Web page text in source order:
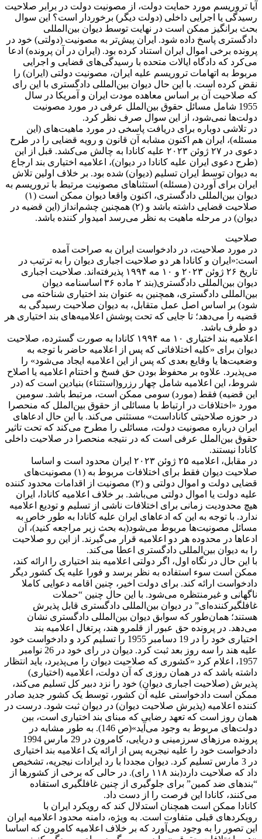
آیا تروریسم مورد حمایت دولت، از مصونیت دولت در برابر صلاحیت
رسیدگی یا اجرایی داخلی (دولت دیگر) برخوردار است؟ این سوال
بحث برانگیز ممکن است در نهایت توسط دیوان بین‌المللی
دادگستری پاسخ داده شود. ایران پیش‌تر به مصونیت (دولتی) خود در
پرونده برخی اموال ایران استناد کرده بود. (ایران در آن پرونده) ادعا
می‌کرد که دادگاه ایالات متحده با رسیدگی‌های قضایی و اجرایی
مربوط به اتهامات تروریسم علیه ایران، مصونیت دولتی (ایران) را
نقض کرده است. با این حال دیوان بین‌المللی دادگستری با این رای
که صلاحیت آن بر اساس معاهده مودت ایران و آمریکا در سال
1955 شامل مسائل حقوق بین‌الملل عرفی در مورد مصونیت
دولت‌ها نمی‌شود، از این سوال صرف نظر کرد.
در تلاشی دوباره برای دریافت پاسخی در مورد ماهیت‌های (این
مسئله)، ایران هم اکنون مشابه آن قانون و رویه قضایی را در طرح
دعوی در ۲۷ ژوئن ۲۰۲۳ علیه کانادا به چالش می‌کشد. قبل از این
(طرح دعوی ایران علیه کانادا در دیوان)، اعلامیه اختیاری بند ارجاع
به دیوان توسط ایران تسلیم (دیوان) شده بود. بر خلاف اولین تلاش
ایران برای آوردن (مسئله) استثناهای مصونیت مرتبط با تروریسم به
دیوان بین‌المللی دادگستری، اکنون واقعا دیوان ممکن است (۱)
صلاحیت قضایی داشته باشد و (۲) همچنین چشم‌انداز (این قضیه در
دیوان) در مرحله ماهیت به نظر می‌رسد امیدوار کننده باشد.
صلاحیت
در مورد صلاحیت، در دادخواست ایران به صراحت آمده
است:«ایران و کانادا هر دو صلاحیت اجباری دیوان را به ترتیب در
تاریخ ۲۶ ژوئن ۲۰۲۳ و ۱۰ مه ۱۹۹۴ پذیرفته‌اند. صلاحیت اجباری
دیوان بین‌المللی دادگستری(بند ۲ ماده ۳۶ اساسنامه دیوان
بین‌المللی دادگستری، همچنین به عنوان بند اختیاری شناخته می
شود) بر اساس اصل عمل متقابل، به دیوان صلاحیت رسیدگی به
قضیه را می‌دهد؛ تا جایی که تحت پوشش اعلامیه‌های بند اختیاری هر
دو طرف باشد.
اعلامیه بند اختیاری ۱۰ مه ۱۹۹۴ کانادا به صورت گسترده، صلاحیت
دیوان برای «کلیه اختلافاتی که پس از اعلامیه حاضر با توجه به
وضعیت‌ها یا وقایع بعدی که پس از این اعلامیه ایجاد می‌شود» را
می‌پذیرد. علاوه بر محفوظ بودن حق فسخ و اختتام اعلامیه یا اصلاح
شروط، این اعلامیه شامل چهار رزرو(استثناء) بنیادین است که (در
این قضیه) فقط (مورد) سومی ممکن است، مرتبط باشد. سومین
مورد «اختلافات در ارتباط با مسائلی از حقوق بین‌الملل که منحصرا
در حوزه صلاحیتی کاناداست» مستثنی می‌کند. با این حال ادعاهای
ایران درباره مصونیت دولت، مسائلی را مطرح می‌کند که تحت تاثیر
حقوق بین‌الملل عرفی است که در نتیجه منحصرا در صلاحیت داخلی
کانادا نیستند.
در مقابل، اعلامیه ۲۵ ژوئن ۲۰۲۳ ایران محدود است و اساسا
صلاحیت دیوان فقط برای اختلافات مربوط به (۱) مصونیت‌های
قضایی دولت و اموال دولتی و (۲) مصونیت از اقدامات محدود کننده
علیه دولت یا اموال دولتی می‌باشد. بر خلاف اعلامیه کانادا، ایران
هیچ محدودیت زمانی برای اختلافات ناشی از تسلیم و تودیع اعلامیه
ندارد. با توجه به این که ادعاهای ایران علیه کانادا به طور خاص به
مسائل مصونیت‌ها مربوط می‌شود(به بحث زیر مراجعه کنید)، آن
ادعاها در محدوده هر دو اعلامیه قرار می‌گیرند. از این رو صلاحیت
را به دیوان بین‌المللی دادگستری اعطا می‌کند.
با این حال در نگاه اول، اگر دولتی اعلامیه بند اختیاری را ارائه کند،
ممکن است سوء استفاده به نظر برسد و فورا علیه یک کشور دیگر
دادخواست ارائه کند. برای دولت اخیر، چنین اقامه دعوایی کاملا
ناگهانی و غیرمنتظره می‌شود. با این حال چنین “حملات
غافلگیرکننده‌ای” در دیوان بین‌المللی دادگستری قابل پذیرش
هستند؛ همان‌طور که سوابق دیوان بین‌المللی دادگستری نشان
می‌دهد. در پرونده حق عبور از قلمرو هند، پرتغال اعلامیه بند
اختیاری خود را در 19 دسامبر 1955 را تسلیم کرد و دادخواست خود
علیه هند را سه روز بعد ثبت کرد. دیوان در رای خود در 26 نوامبر
1957، اعلام کرد «کشوری که صلاحیت دیوان را می‌پذیرد، باید انتظار
داشته باشد که در همان روزی که آن دولت، اعلامیه (اختیاری)
پذیرش (صلاحیت اجباری دیوان) خود را نزد دبیر کل تسلیم می‌کند،
ممکن است دادخواستی علیه آن کشور، توسط یک کشور جدید صادر
کننده اعلامیه (پذیرش صلاحیت دیوان) در دیوان ثبت شود. درست در
همان روز است که تعهد رضایی که مبنای بند اختیاری است، بین
دولت‌های مربوط به وجود می‌آید»(ص 146). به طور مشابه در
پرونده مرزهای سرزمینی و دریایی، کامرون در 29 مارس 1994
دادخواست خود را علیه نیجریه پس از ارائه یک اعلامیه بند اختیاری
در 3 مارس تسلیم کرد. دیوان مجددا با رد ایرادات نیجریه، تشخیص
داد که صلاحیت دارد(بند ۱۱۸ رای). در حالی که برخی از کشورها از
“بندهای ضد کمین” برای جلوگیری از چنین غافلگیری استفاده
می‌کنند، کانادا این فرصت را از دست داد.
کانادا ممکن است همچنان استدلال کند که رویکرد ایران با
رویکردهای قبلی متفاوت است. به ویژه، دامنه محدود اعلامیه ایران
این تصور را به وجود می‌آورد که بر خلاف اعلامیه کامرون که اساسا